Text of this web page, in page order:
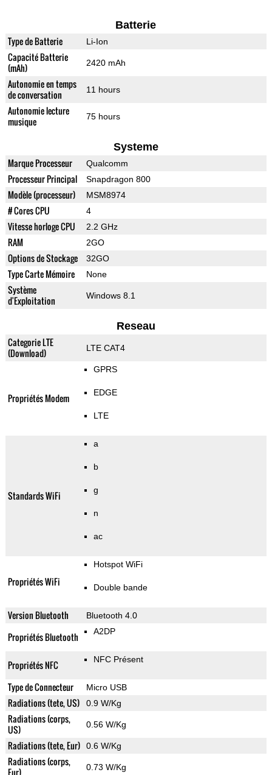
Batterie
Type de Batterie Li-Ion
Capacité Batterie
(mAh)
2420 mAh
Autonomie en temps
de conversation
11 hours
Autonomie lecture
musique
75 hours
Systeme
Marque Processeur Qualcomm
Processeur Principal Snapdragon 800
Modèle (processeur) MSM8974
# Cores CPU 4
Vitesse horloge CPU 2.2 GHz
RAM 2GO
Options de Stockage 32GO
Type Carte Mémoire None
Système
d'Exploitation
Windows 8.1
Reseau
Categorie LTE
(Download)
LTE CAT4
Propriétés Modem
GPRS
EDGE
LTE
Standards WiFi
a
b
g
n
ac
Propriétés WiFi
Hotspot WiFi
Double bande
Version Bluetooth Bluetooth 4.0
Propriétés Bluetooth A2DP
Propriétés NFC NFC Présent
Type de Connecteur Micro USB
Radiations (tete, US) 0.9 W/Kg
Radiations (corps,
US)
0.56 W/Kg
Radiations (tete, Eur) 0.6 W/Kg
Radiations (corps,
Eur)
0.73 W/Kg